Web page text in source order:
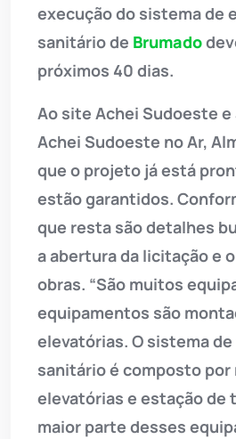
execução do sistema de
sanitário de Brumado
próximos 40 dias.
Ao site Achei Sudoeste e
Achei Sudoeste no Ar,
que o projeto já está
estão garantidos.
que resta são detalhes
a abertura da licitação e
obras. “São muitos
equipamentos são
elevatórias. O sistema
sanitário é composto
elevatórias e estação de
maior parte desses